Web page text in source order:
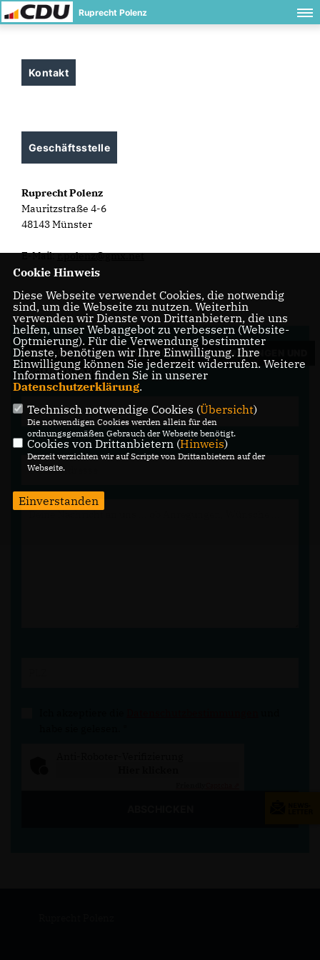
Ruprecht Polenz
Kontakt
Geschäftsstelle
Ruprecht Polenz
Mauritzstraße 4-6
48143 Münster
E-Mail:r.polenz@gmx.net
WIR FREUEN UNS ÜBER IHRE FRAGEN, ANREGUNGEN UND
KOMMENTARE.
Cookie Hinweis
Diese Webseite verwendet Cookies, die notwendig
sind, um die Webseite zu nutzen. Weiterhin
verwenden wir Dienste von Drittanbietern, die uns
helfen, unser Webangebot zu verbessern (Website-
Optmierung). Für die Verwendung bestimmter
Dienste, benötigen wir Ihre Einwilligung. Ihre
Einwilligung können Sie jederzeit widerrufen. Weitere
Informationen finden Sie in unserer
Datenschutzerklärung.
Technisch notwendige Cookies (Übersicht)
Die notwendigen Cookies werden allein für den
ordnungsgemäßen Gebrauch der Webseite benötigt.
Cookies von Drittanbietern (Hinweis)
Derzeit verzichten wir auf Scripte von Drittanbietern auf der
Webseite.
Einverstanden